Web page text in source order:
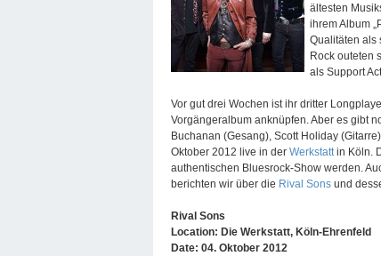
ältesten
ihrem Album
Qualitäten als
Rock outeten
als Support
Vor gut drei Wochen ist ihr dritter
Vorgängeralbum anknüpfen. Aber es gibt
Buchanan (Gesang), Scott Holiday
Oktober 2012 live in der Werkstattin Köln.
authentischen Bluesrock-Show werden.
berichten wir über die Rival Sons und
Rival Sons
Location: Die Werkstatt, Köln-Ehrenfeld
Date: 04. Oktober 2012